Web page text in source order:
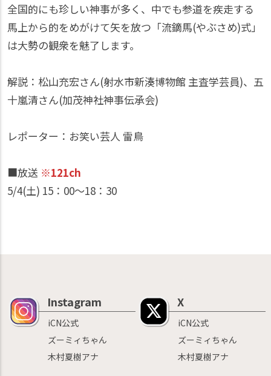
全国的にも珍しい神事が多く、中でも参道を疾走する
馬上から的をめがけて矢を放つ「流鏑馬(やぶさめ)式」
は大勢の観衆を魅了します。
解説：松山充宏さん(射水市新湊博物館 主査学芸員)、五
十嵐清さん(加茂神社神事伝承会)
レポーター：お笑い芸人 雷鳥
■放送 ※121ch
5/4(土) 15：00〜18：30
Instagram
iCN公式
ズーミィちゃん
木村夏樹アナ
X
iCN公式
ズーミィちゃん
木村夏樹アナ